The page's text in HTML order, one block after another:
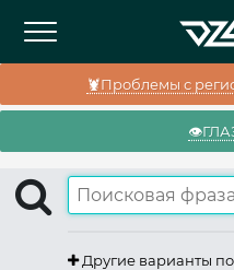
🦞Проблемы с
Другие варианты